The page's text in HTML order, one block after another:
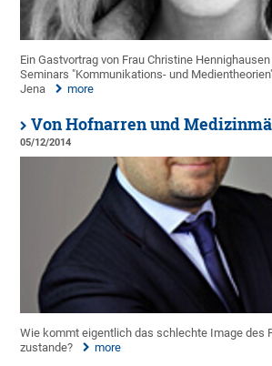
Ein Gastvortrag von Frau Christine
Seminars "Kommunikations- und
Jena
more
Von Hofnarren und
05/12/2014
Wie kommt eigentlich das schlechte Image des
zustande?
more